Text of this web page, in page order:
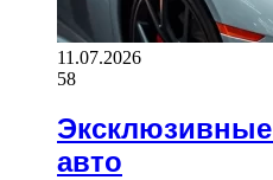
11.07.2026
58
авто